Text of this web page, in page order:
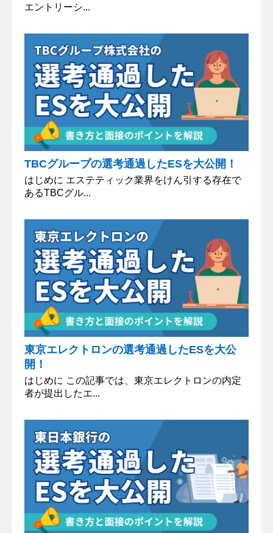
エントリーシ...
TBCグループの選考通過したESを大公開！
はじめに エステティック業界をけん引する存在で
あるTBCグル...
東京エレクトロンの選考通過したESを大公
開！
はじめに この記事では、東京エレクトロンの内定
者が提出したエ...